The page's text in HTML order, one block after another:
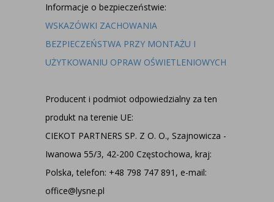
Informacje o bezpieczeństwie:
WSKAZÓWKI ZACHOWANIA
BEZPIECZEŃSTWA PRZY MONTAŻU I
UŻYTKOWANIU OPRAW OŚWIETLENIOWYCH
Producent i podmiot odpowiedzialny za ten
produkt na terenie UE:
CIEKOT PARTNERS SP. Z O. O., Szajnowicza -
Iwanowa 55/3, 42-200 Częstochowa, kraj:
Polska, telefon: +48 798 747 891, e-mail:
office@lysne.pl